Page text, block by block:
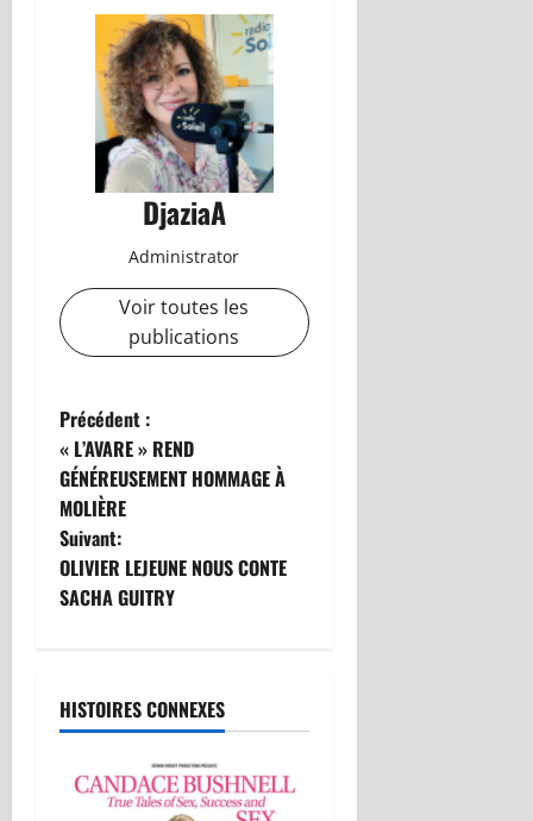
DjaziaA
Administrator
Voir toutes les
publications
N
a
v
i
t
Précédent :
« L’AVARE » REND
GÉNÉREUSEMENT HOMMAGE À
MOLIÈRE
Suivant:
OLIVIER LEJEUNE NOUS CONTE
SACHA GUITRY
HISTOIRES CONNEXES